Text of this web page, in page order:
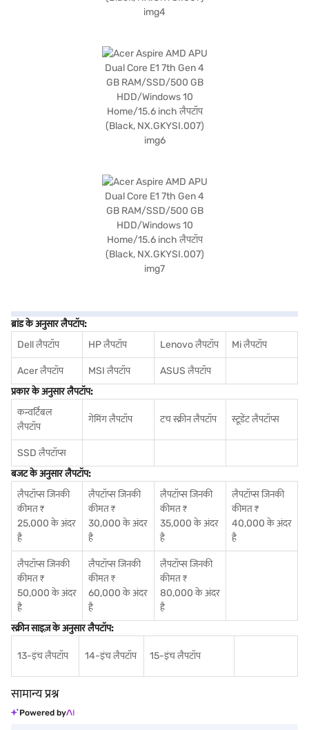
ब्रांड के अनुसार लैपटॉप:
Dell लैपटॉप
HP लैपटॉप Lenovo लैपटॉप Mi लैपटॉप
Acer लैपटॉप MSI लैपटॉप
ASUS लैपटॉप
प्रकार के अनुसार लैपटॉप:
कन्वर्टिबल
लैपटॉप
गेमिंग लैपटॉप टच स्क्रीन लैपटॉप स्टूडेंट लैपटॉप्स
SSD लैपटॉप्स
बजट के अनुसार लैपटॉप:
लैपटॉप्स जिनकी
कीमत ₹
25,000 के अंदर
है
लैपटॉप्स जिनकी
कीमत ₹
30,000 के अंदर
है
लैपटॉप्स जिनकी
कीमत ₹
35,000 के अंदर
है
लैपटॉप्स जिनकी
कीमत ₹
40,000 के अंदर
है
लैपटॉप्स जिनकी
कीमत ₹
50,000 के अंदर
है
लैपटॉप्स जिनकी
कीमत ₹
60,000 के अंदर
है
लैपटॉप्स जिनकी
कीमत ₹
80,000 के अंदर
है
स्क्रीन साइज़ के अनुसार लैपटॉप:
13-इंच लैपटॉप 14-इंच लैपटॉप 15-इंच लैपटॉप
सामान्य प्रश्न
Powered by